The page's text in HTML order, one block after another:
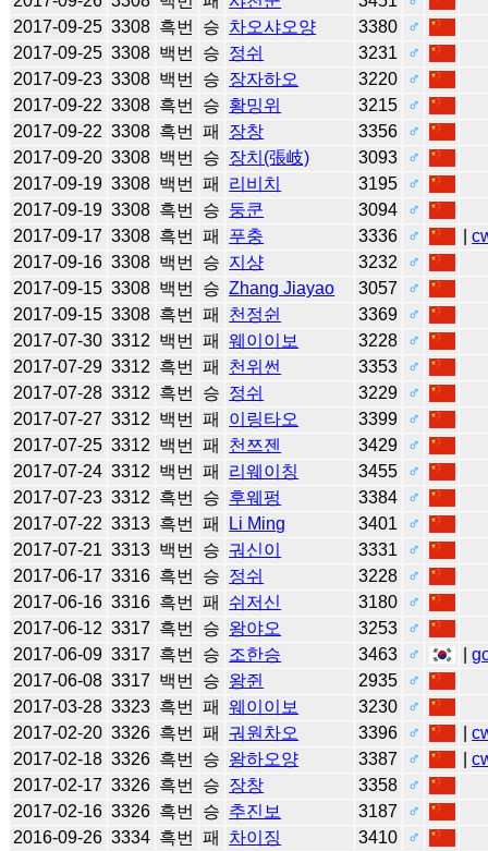
2017-09-25 3308 흑번 승 차오샤오양 3380
♂
2017-09-25 3308 백번 승 정쉬 3231
♂
2017-09-23 3308 백번 승 장자하오 3220
♂
2017-09-22 3308 흑번 승 황밍위 3215
♂
2017-09-22 3308 흑번 패 장창 3356
♂
2017-09-20 3308 백번 승 장치(張岐) 3093
♂
2017-09-19 3308 백번 패 리비치 3195
♂
2017-09-19 3308 흑번 승 둥쿤 3094
♂
2017-09-17 3308 흑번 패 푸충 3336 ♂ |
2017-09-16 3308 백번 승 지샹 3232
♂
2017-09-15 3308 백번 승 Zhang Jiayao 3057
♂
2017-09-15 3308 흑번 패 천정쉰 3369
♂
2017-07-30 3312 백번 패 웨이이보 3228
♂
2017-07-29 3312 흑번 패 천위썬 3353
♂
2017-07-28 3312 흑번 승 정쉬 3229
♂
2017-07-27 3312 백번 패 이링타오 3399
♂
2017-07-25 3312 백번 패 천쯔젠 3429
♂
2017-07-24 3312 백번 패 리웨이칭 3455
♂
2017-07-23 3312 흑번 승 후웨펑 3384
♂
2017-07-22 3313 흑번 패 Li Ming 3401
♂
2017-07-21 3313 백번 승 궈신이 3331
♂
2017-06-17 3316 흑번 승 정쉬 3228
♂
2017-06-16 3316 흑번 패 쉬저신 3180
♂
2017-06-12 3317 흑번 승 왕야오 3253
♂
2017-06-09 3317 흑번 승 조한승 3463 ♂ |
2017-06-08 3317 백번 승 왕쥔 2935
♂
2017-03-28 3323 흑번 패 웨이이보 3230
♂
2017-02-20 3326 흑번 패 궈원차오 3396 ♂ |
2017-02-18 3326 흑번 승 왕하오양 3387 ♂ |
2017-02-17 3326 흑번 승 장창 3358
♂
2017-02-16 3326 흑번 승 추진보 3187
♂
2016-09-26 3334 흑번 패 차이징 3410
♂